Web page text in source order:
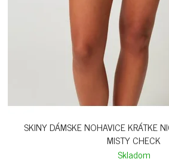
SKINY DÁMSKE NOHAVICE KRÁTKE
MISTY CHECK
Skladom